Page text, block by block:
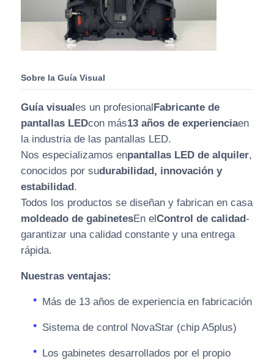
Sobre la Guía Visual
Guía visuales un profesionalFabricante de
pantallas LEDcon más13 años de experienciaen
la industria de las pantallas LED.
Nos especializamos enpantallas LED de alquiler,
conocidos por sudurabilidad, innovación y
estabilidad.
Todos los productos se diseñan y fabrican en casa
moldeado de gabinetesEn elControl de calidad-
garantizar una calidad constante y una entrega
rápida.
Nuestras ventajas:
Más de 13 años de experiencia en fabricación
Sistema de control NovaStar (chip A5plus)
Los gabinetes desarrollados por el propio